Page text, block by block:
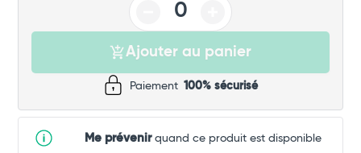
Ajouter au panier
Paiement 100% sécurisé
Me prévenirquand ce produit est disponible